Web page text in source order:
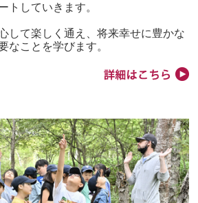
トしていきます。
して楽しく通え、将来幸せに豊かな
なことを学びます。